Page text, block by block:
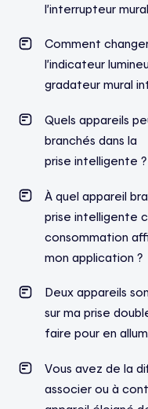
l’interrupteur
Comment
l’indicateur
gradateur mural
Quels appareils
branchés dans la
prise intelligente ?
À quel appareil
prise intelligente
consommation
mon application ?
Deux appareils
sur ma prise
faire pour en
Vous avez de la
associer ou à